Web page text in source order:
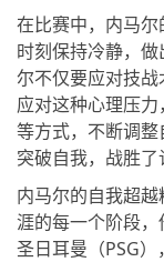
在比赛中，内马
时刻保持冷静，
尔不仅要应对技
应对这种心理压
等方式，不断调
突破自我，战胜了
内马尔的自我超
涯的每一个阶段
圣日耳曼（PSG